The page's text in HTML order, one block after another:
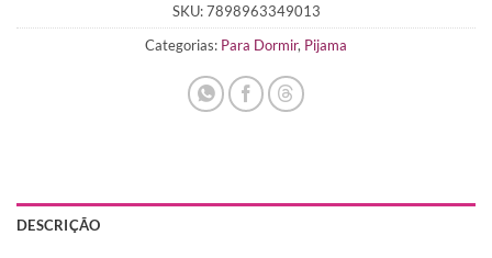
R$ 0,00
SKU:7898963349013
Categorias: Para Dormir, Pijama
DESCRIÇÃO